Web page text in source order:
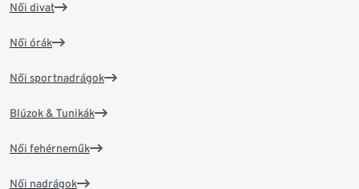
Női divat
Női órák
Női sportnadrágok
Blúzok & Tunikák
Női fehérneműk
Női nadrágok